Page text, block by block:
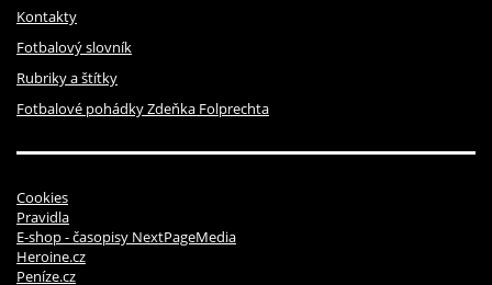
Kontakty
Fotbalový slovník
Rubriky a štítky
Fotbalové pohádky Zdeňka Folprechta
Cookies
Pravidla
E-shop - časopisy NextPageMedia
Heroine.cz
Peníze.cz